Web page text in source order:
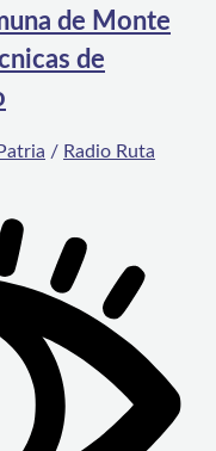
de Monte
de
/ Radio Ruta